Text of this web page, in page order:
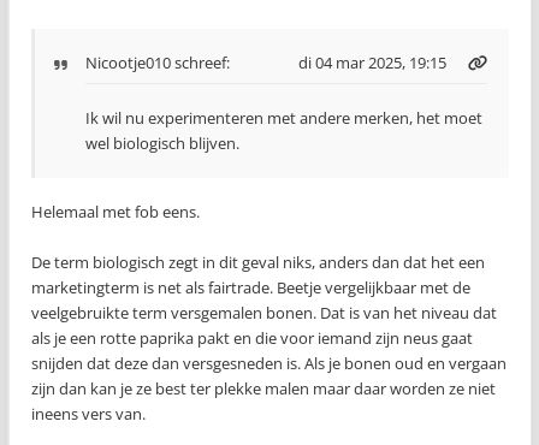
Nicootje010schreef: di 04 mar 2025, 19:15
Ik wil nu experimenteren met andere merken, het moet
wel biologisch blijven.
Helemaal met fob eens.
De term biologisch zegt in dit geval niks, anders dan dat het een
marketingterm is net als fairtrade. Beetje vergelijkbaar met de
veelgebruikte term versgemalen bonen. Dat is van het niveau dat
als je een rotte paprika pakt en die voor iemand zijn neus gaat
snijden dat deze dan versgesneden is. Als je bonen oud en vergaan
zijn dan kan je ze best ter plekke malen maar daar worden ze niet
ineens vers van.